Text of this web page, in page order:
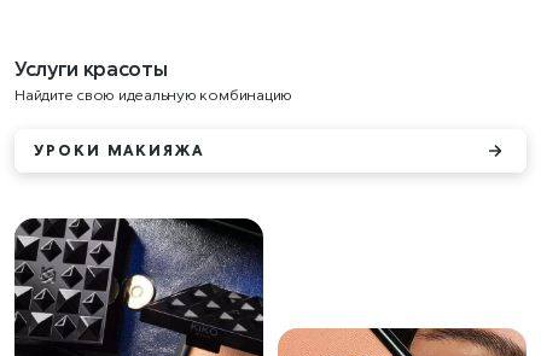
Услуги красоты
Найдите свою идеальную комбинацию
УРОКИ МАКИЯЖА